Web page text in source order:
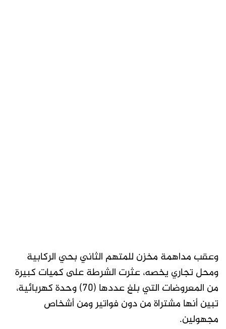
وعقب مداهمة مخزن للمتهم الثاني بحي الركابية
ومحل تجاري يخصه، عثرت الشرطة على كميات كبيرة
من المعروضات التي بلغ عددها (70) وحدة كهربائية،
تبين أنها مشتراة من دون فواتير ومن أشخاص
مجهولين.